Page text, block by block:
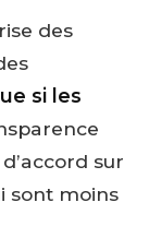
des
si les
sur
sont moins